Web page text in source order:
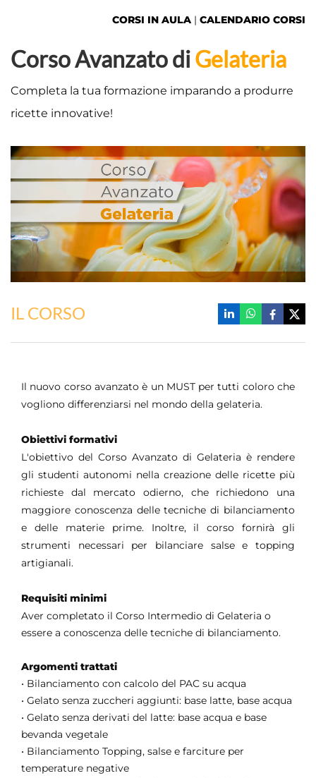
CORSI IN AULA | CALENDARIO CORSI
Corso Avanzato diGelateria
Completa la tua formazione imparando a produrre
ricette innovative!
IL CORSO
Il nuovo corso avanzato è un MUST per tutti coloro che
vogliono differenziarsi nel mondo della gelateria.
Obiettivi formativi
L'obiettivo del Corso Avanzato di Gelateria è rendere
gli studenti autonomi nella creazione delle ricette più
richieste dal mercato odierno, che richiedono una
maggiore conoscenza delle tecniche di bilanciamento
e delle materie prime. Inoltre, il corso fornirà gli
strumenti necessari per bilanciare salse e topping
artigianali.
Requisiti minimi
Aver completato il Corso Intermedio di Gelateria o
essere a conoscenza delle tecniche di bilanciamento.
Argomenti trattati
• Bilanciamento con calcolo del PAC su acqua
• Gelato senza zuccheri aggiunti: base latte, base acqua
• Gelato senza derivati del latte: base acqua e base
bevanda vegetale
• Bilanciamento Topping, salse e farciture per
temperature negative